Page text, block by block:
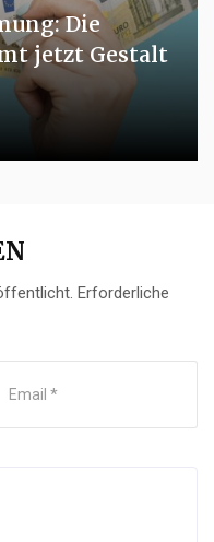
Die
jetzt Gestalt
Erforderliche